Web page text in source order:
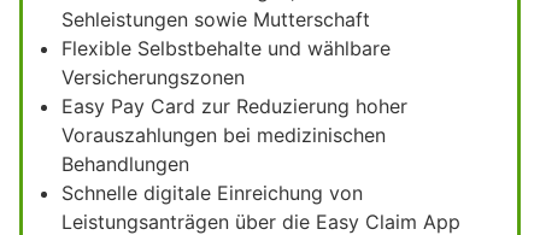
Sehleistungen sowie Mutterschaft
Flexible Selbstbehalte und wählbare
Versicherungszonen
Easy Pay Card zur Reduzierung hoher
Vorauszahlungen bei medizinischen
Behandlungen
Schnelle digitale Einreichung von
Leistungsanträgen über die Easy Claim App